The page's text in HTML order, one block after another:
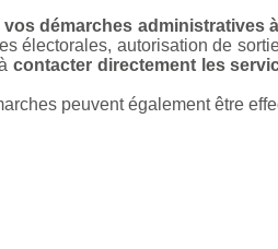
vos démarches administratives
électorales, autorisation de
àcontacter directement les
peuvent également être